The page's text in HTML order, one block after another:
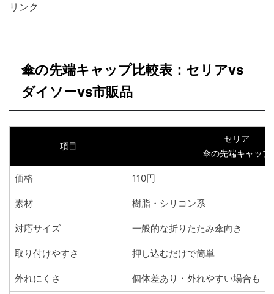
リンク
傘の先端キャップ比較表：セリアvs
ダイソーvs市販品
項目
セリア
傘の先端キャップ
価格 110円
素材 樹脂・シリコン系
対応サイズ 一般的な折りたたみ傘向き
取り付けやすさ 押し込むだけで簡単
外れにくさ 個体差あり・外れやすい場合も